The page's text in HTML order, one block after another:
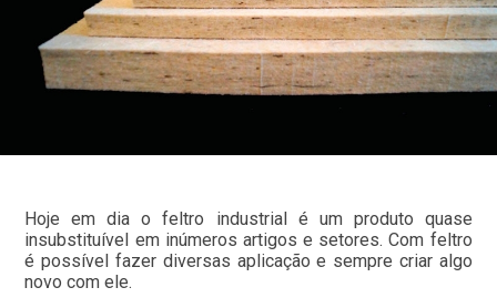
Hoje em dia o feltro industrial é um produto quase
insubstituível em inúmeros artigos e setores. Com feltro
é possível fazer diversas aplicação e sempre criar algo
novo com ele.